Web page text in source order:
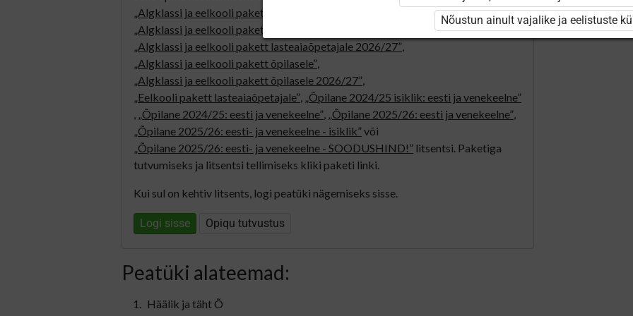
„Algklassi ja eelkooli pakett erakasutajale”
„Algklassi ja eelkooli pakett erakasutajale 2026/27”
„Algklassi ja eelkooli pakett lasteaiaõpetajale 2026/27”,
„Algklassi ja eelkooli pakett õpilasele”,
„Algklassi ja eelkooli pakett õpilasele 2026/27”,
„Eelkooli pakett lasteaiaõpetajale”, „Õpilane 2024/25 isiklik: eesti ja venekeelne”
, „Õpilane 2024/25: eesti ja venekeelne”, „Õpilane 2025/26: eesti ja venekeelne”,
„Õpilane 2025/26: eesti- ja venekeelne - isiklik”või
„Õpilane 2025/26: eesti- ja venekeelne - SOODUSHIND!”litsentsi. Paketiga
tutvumiseks ja litsentsi tellimiseks kliki paketi linki.
Kui sul on kehtiv litsents, logi peatüki nägemiseks sisse.
Logi sisse Opiqu tutvustus
Peatüki alateemad:
Häälik ja täht Õ
Nõustun ainult vajalike ja eelistuste